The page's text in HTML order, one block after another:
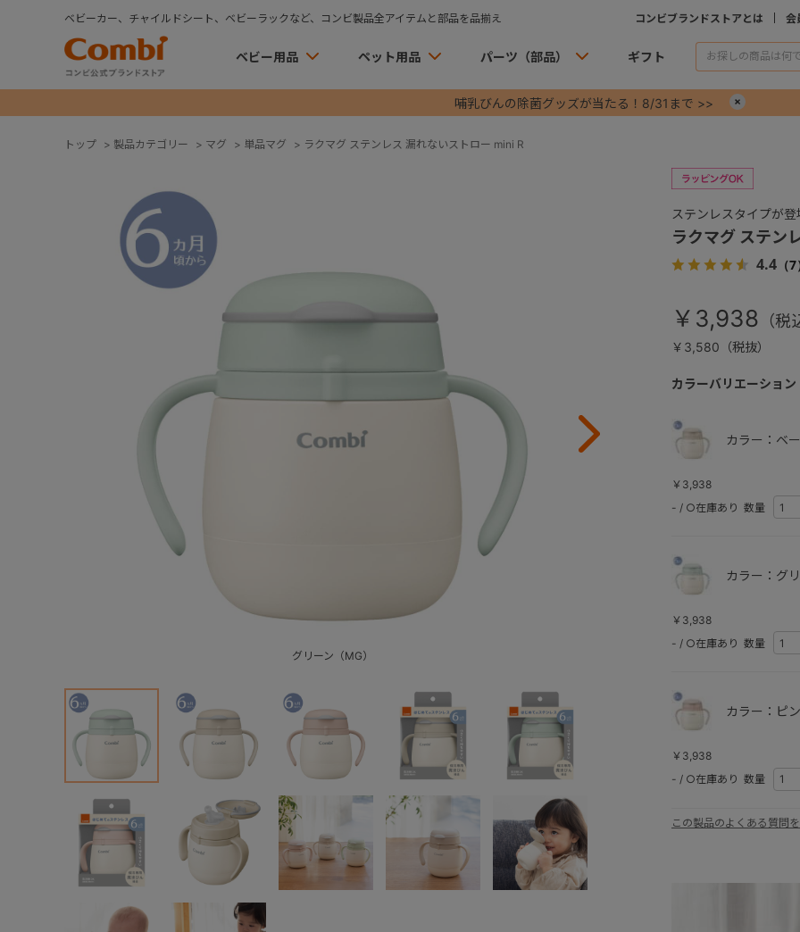
ベビーカー、チャイルドシート、ベビーラックなど、コンビ製品全アイテムと部品を品揃え コンビブランドストアとは 会
ベビー用品 ペット用品 パーツ（部品） ギフト
哺乳びんの除菌グッズが当たる！8/31まで >>
トップ > 製品カテゴリー > マグ > 単品マグ > ラクマグ ステンレス 漏れないストロー mini R
グリーン（MG）
ステンレスタイプが
ラクマグ ステン
4.4 （
￥3,938
￥3,580（税抜）
カラーバリエーション
カラー：ベ
￥3,938
- / ○在庫あり 数量
カラー：グ
￥3,938
- / ○在庫あり 数量
カラー：ピ
￥3,938
- / ○在庫あり 数量
この製品のよくある質問